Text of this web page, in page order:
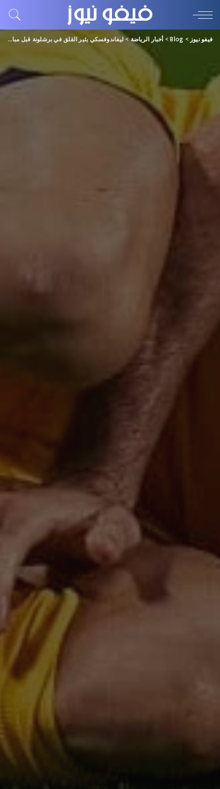
فيفو نيوز >
Blog
>أخبار الرياضة>ليفاندوفسكي يثير القلق في برشلونة قبل مباراة الدوري الإسباني